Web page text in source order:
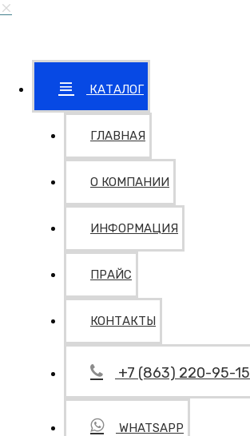
КАТАЛОГ
ГЛАВНАЯ
О КОМПАНИИ
ИНФОРМАЦИЯ
ПРАЙС
КОНТАКТЫ
+7 (863) 220-95-15
WHATSAPP